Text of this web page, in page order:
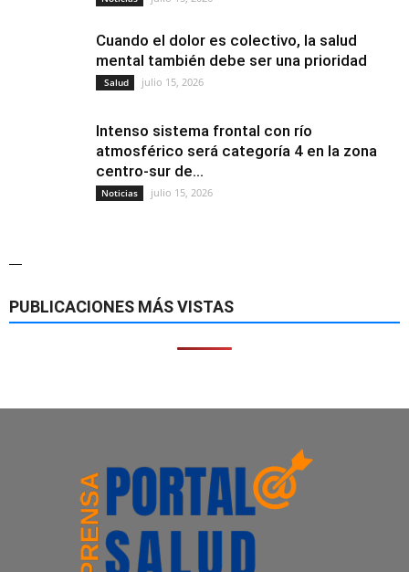
Cuando el dolor es colectivo, la salud
mental también debe ser una prioridad
Salud julio 15, 2026
Intenso sistema frontal con río
atmosférico será categoría 4 en la zona
centro-sur de...
Noticias julio 15, 2026
—
PUBLICACIONES MÁS VISTAS